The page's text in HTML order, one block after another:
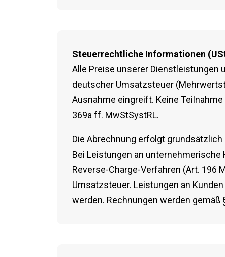
Steuerrechtliche Informationen
Alle Preise unserer Dienstleistungen
deutscher Umsatzsteuer
Ausnahme eingreift. Keine
369a ff. MwStSystRL.
Die Abrechnung erfolgt
Bei Leistungen an unternehmerische
Reverse-Charge-Verfahren (Art. 196
Umsatzsteuer. Leistungen an
werden. Rechnungen werden